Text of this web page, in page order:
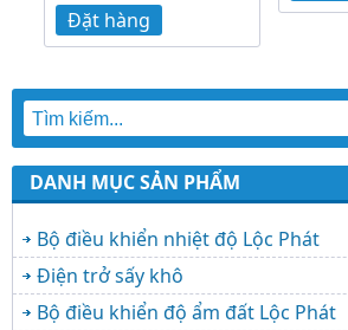
Đặt hàng
DANH MỤC SẢN PHẨM
Bộ điều khiển nhiệt độ Lộc Phát
Điện trở sấy khô
Bộ điều khiển độ ẩm đất Lộc Phát